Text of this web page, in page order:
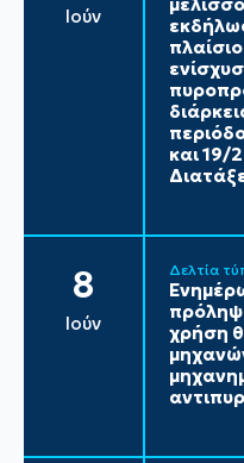
Ιούν
και 19/
8
Ιούν
Δελτία
χρήση